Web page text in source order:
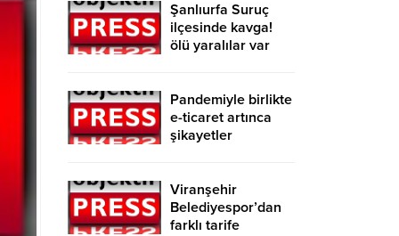
Şanlıurfa Suruç
ilçesinde kavga!
ölü yaralılar var
Pandemiyle birlikte
e-ticaret artınca
şikayetler
Viranşehir
Belediyespor’dan
farklı tarife